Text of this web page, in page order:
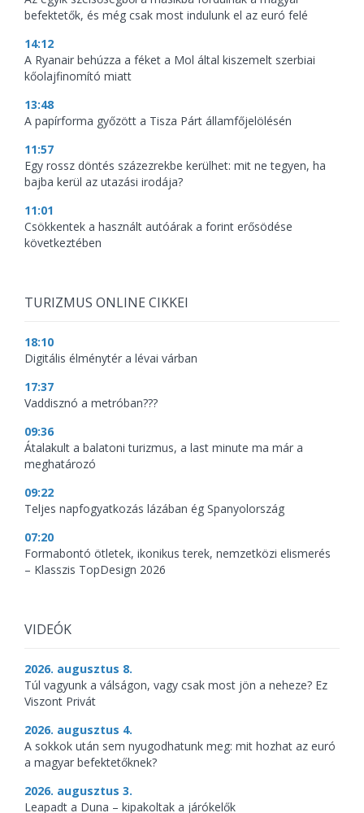
befektetők, és még csak most indulunk el az euró felé
14:12
A Ryanair behúzza a féket a Mol által kiszemelt szerbiai
kőolajfinomító miatt
13:48
A papírforma győzött a Tisza Párt államfőjelölésén
11:57
Egy rossz döntés százezrekbe kerülhet: mit ne tegyen, ha
bajba kerül az utazási irodája?
11:01
Csökkentek a használt autóárak a forint erősödése
következtében
TURIZMUS ONLINE CIKKEI
18:10
Digitális élménytér a lévai várban
17:37
Vaddisznó a metróban???
09:36
Átalakult a balatoni turizmus, a last minute ma már a
meghatározó
09:22
Teljes napfogyatkozás lázában ég Spanyolország
07:20
Formabontó ötletek, ikonikus terek, nemzetközi elismerés
– Klasszis TopDesign 2026
VIDEÓK
2026. augusztus 8.
Túl vagyunk a válságon, vagy csak most jön a neheze? Ez
Viszont Privát
2026. augusztus 4.
A sokkok után sem nyugodhatunk meg: mit hozhat az euró
a magyar befektetőknek?
2026. augusztus 3.
Leapadt a Duna – kipakoltak a járókelők